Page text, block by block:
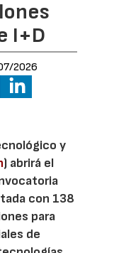
I+D
2026
y
) abrirá el
con 138
para
de